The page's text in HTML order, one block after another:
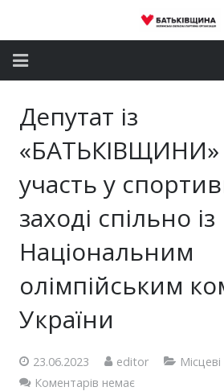
Депутатський корпус
Громадські приймальні
Контакти
Депутат із
«БАТЬКІВЩИНИ»
участь у
заході спільно із
Національним
олімпійським
України
23.06.2023 editor
Коментарів немає